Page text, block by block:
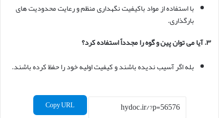
با استفاده از مواد باکیفیت نگهداری منظم و رعایت محدودیت های
بارگذاری.
۳.آیا می توان پین و گوه را مجدداً استفاده کرد؟
بله اگر آسیب ندیده باشند و کیفیت اولیه خود را حفظ کرده باشند.
Copy URL